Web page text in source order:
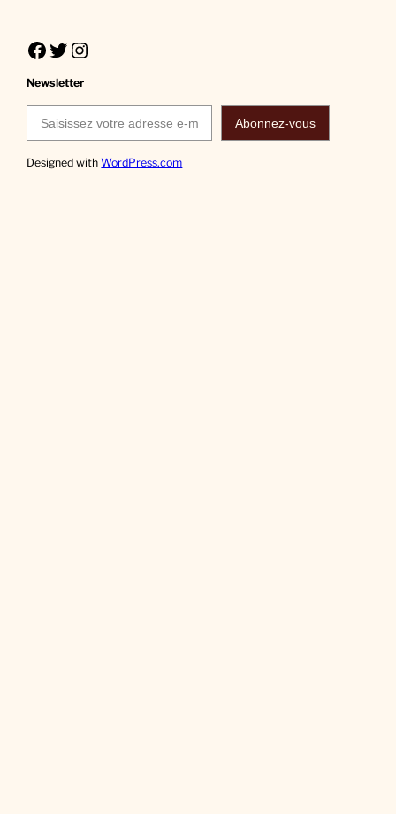
Facebook Twitter Instagram
Newsletter
Saisissez votre adresse e-mail…
Abonnez-vous
Designed withWordPress.com